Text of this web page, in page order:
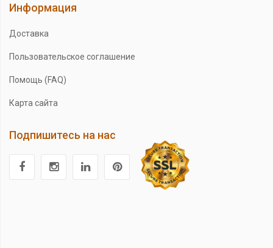
Информация
Доставка
Пользовательское соглашение
Помощь (FAQ)
Карта сайта
Подпишитесь на нас